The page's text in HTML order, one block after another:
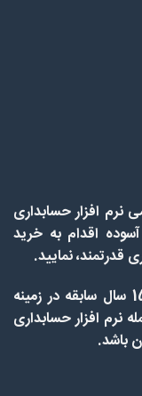
نرم افزار حسابداری
اقدام به خرید
قدرتمند، نمایید.
شرکت مشاور نرم افزار محک با بیش از 15 سال سابقه در زمینه
نرم افزار حسابداری
باشد.